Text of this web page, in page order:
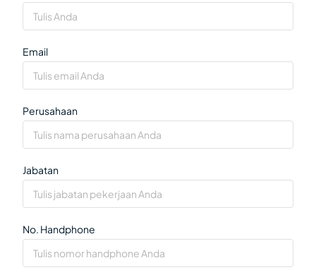
Email
Perusahaan
Jabatan
No. Handphone